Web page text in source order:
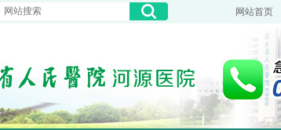
网站首页